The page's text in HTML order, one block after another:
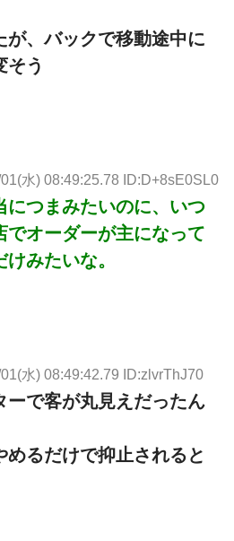
が、バックで移動途中に
そう
水) 08:49:25.78 ID:D+8sE0SL0
につまみたいのに、いつ
でオーダーが主になって
みたいな。
水) 08:49:42.79 ID:zlvrThJ70
ーで客が丸見えだったん
るだけで抑止されると